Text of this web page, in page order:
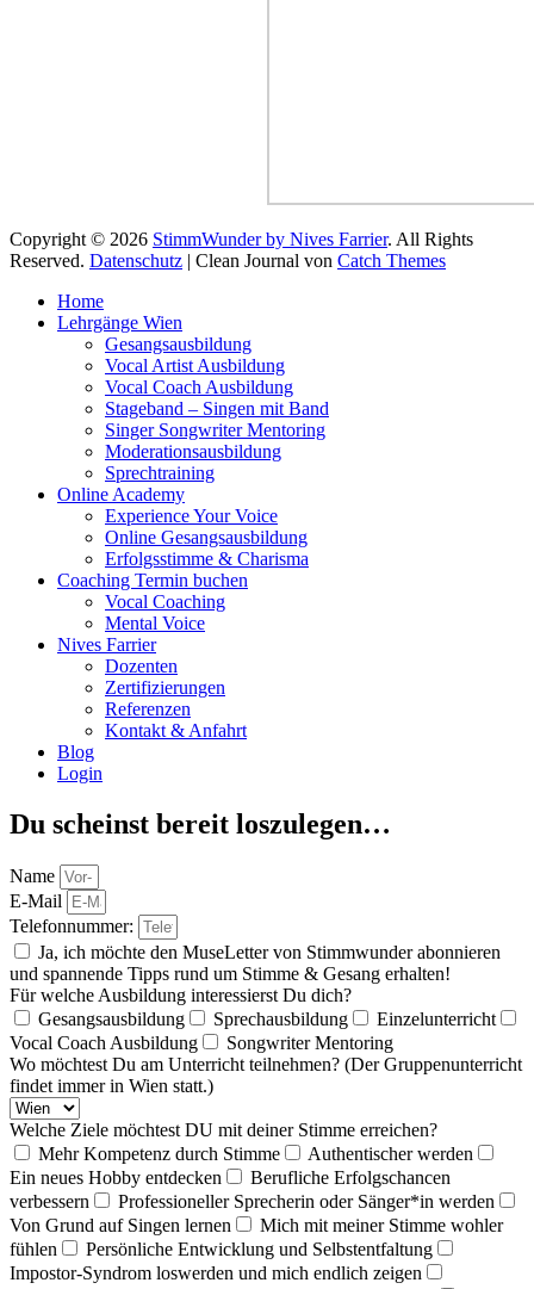
Copyright © 2026 StimmWunder by Nives Farrier. All Rights
Reserved. Datenschutz | Clean Journal von Catch Themes
scrollenHome
Lehrgänge Wien
Gesangsausbildung
Vocal Artist Ausbildung
Vocal Coach Ausbildung
Stageband – Singen mit Band
Singer Songwriter Mentoring
Moderationsausbildung
Sprechtraining
Online Academy
Experience Your Voice
Online Gesangsausbildung
Erfolgsstimme & Charisma
Coaching Termin buchen
Vocal Coaching
Mental Voice
Nives Farrier
Dozenten
Zertifizierungen
Referenzen
Kontakt & Anfahrt
Blog
Login
Du scheinst bereit loszulegen…
Name
E-Mail
Telefonnummer:
Ja, ich möchte den MuseLetter von Stimmwunder abonnieren
und spannende Tipps rund um Stimme & Gesang erhalten!
Für welche Ausbildung interessierst Du dich?
Gesangsausbildung
Sprechausbildung
Einzelunterricht
Vocal Coach Ausbildung
Songwriter Mentoring
Wo möchtest Du am Unterricht teilnehmen? (Der Gruppenunterricht
findet immer in Wien statt.)
Welche Ziele möchtest DU mit deiner Stimme erreichen?
Mehr Kompetenz durch Stimme
Authentischer werden
Ein neues Hobby entdecken
Berufliche Erfolgschancen
verbessern
Professioneller Sprecherin oder Sänger*in werden
Von Grund auf Singen lernen
Mich mit meiner Stimme wohler
fühlen
Persönliche Entwicklung und Selbstentfaltung
Impostor-Syndrom loswerden und mich endlich zeigen